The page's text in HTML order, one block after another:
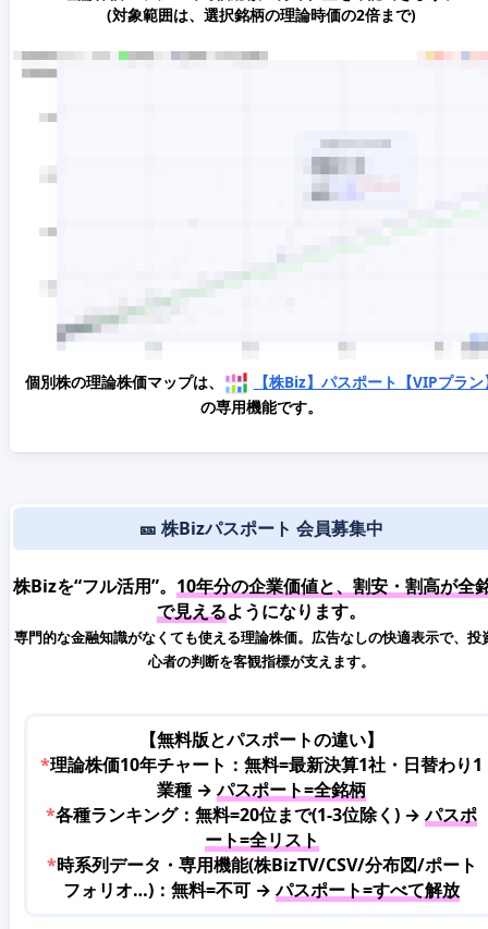
(対象範囲は、選択銘柄の理論時価の2倍まで)
個別株の理論株価マップは、
【株Biz】パスポート【VIPプラン
の専用機能です。
🎫 株Bizパスポート 会員募集中
株Bizを“フル活用”。 10年分の企業価値と、割安・割高が全
で見えるようになります。
専門的な金融知識がなくても使える理論株価。広告なしの快適表示で、投
心者の判断を客観指標が支えます。
【無料版とパスポートの違い】
*理論株価10年チャート：無料=最新決算1社・日替わり1
業種 →パスポート=全銘柄
*各種ランキング：無料=20位まで(1-3位除く) →パスポ
ート=全リスト
*時系列データ・専用機能(株BizTV/CSV/分布図/ポート
フォリオ…)：無料=不可 →パスポート=すべて解放